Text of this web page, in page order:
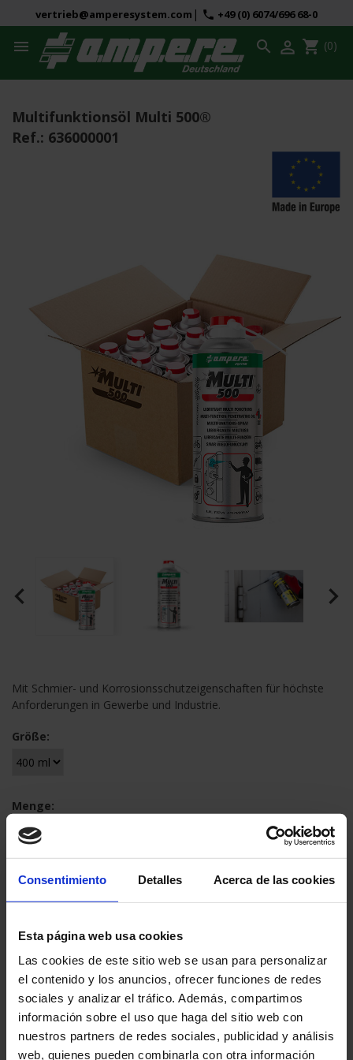
Consentimiento Detalles Acerca de las cookies
Esta página web usa cookies
Las cookies de este sitio web se usan para personalizar
el contenido y los anuncios, ofrecer funciones de redes
sociales y analizar el tráfico. Además, compartimos
información sobre el uso que haga del sitio web con
nuestros partners de redes sociales, publicidad y análisis
web, quienes pueden combinarla con otra información
vertrieb@amperesystem.com | phone +49 (0) 6074/696 68-0
 shopping_cart (0)


Multifunktionsöl Multi 500®
Ref.: 636000001
navigate_before navigate_next
Mit Schmier- und Korrosionsschutzeigenschaften für höchste
Anforderungen in Gewerbe und Industrie.
Größe:
Menge:
28,68 €
Endbetrag inkl MwSt.:34,13 €
Verpackungseinheit:Karton à 12 Dosen -
Doseninhalt 400 ml netto
IN DEN WARENKORB LEGEN